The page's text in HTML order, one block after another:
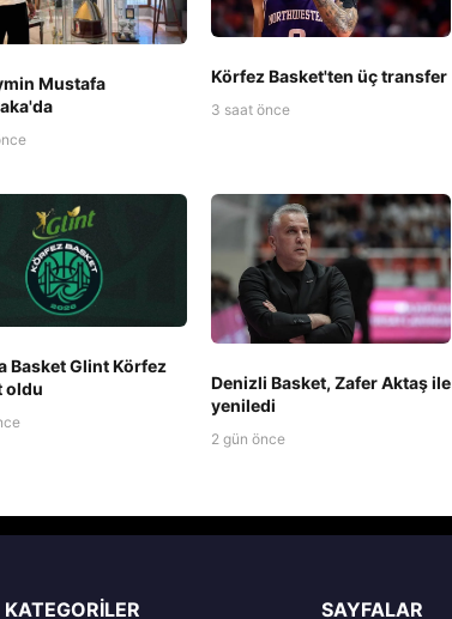
Mustafa
Körfez Basket'ten üç transfer
3 saat önce
Basket Glint Körfez
oldu
Denizli Basket, Zafer Aktaş ile
yeniledi
2 gün önce
KATEGORILER SAYFALAR